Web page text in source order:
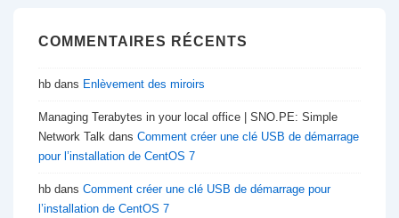
COMMENTAIRES RÉCENTS
hb dans Enlèvement des miroirs
Managing Terabytes in your local office | SNO.PE: Simple
Network Talk dans Comment créer une clé USB de démarrage
pour l’installation de CentOS 7
hb dans Comment créer une clé USB de démarrage pour
l’installation de CentOS 7